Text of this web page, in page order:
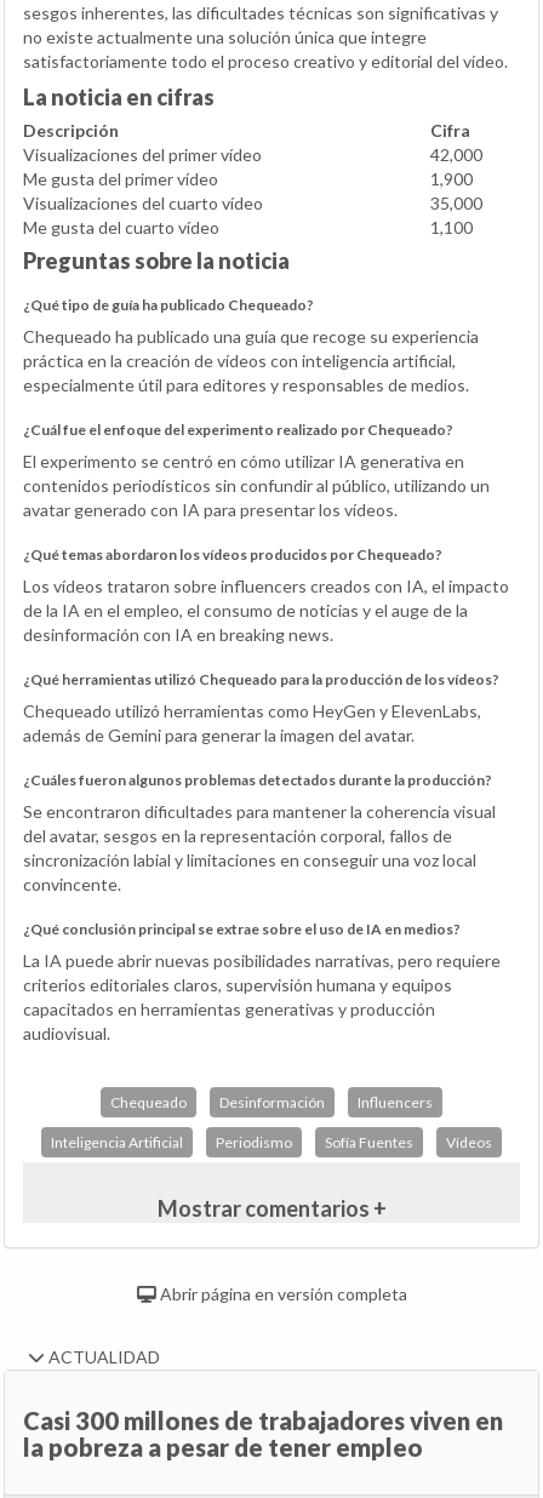
sesgos inherentes, las dificultades técnicas son significativas y
no existe actualmente una solución única que integre
satisfactoriamente todo el proceso creativo y editorial del vídeo.
La noticia en cifras
Descripción
Cifra
Visualizaciones del primer vídeo
42,000
Me gusta del primer vídeo
1,900
Visualizaciones del cuarto vídeo
35,000
Me gusta del cuarto vídeo
1,100
Preguntas sobre la noticia
¿Qué tipo de guía ha publicado Chequeado?
Chequeado ha publicado una guía que recoge su experiencia
práctica en la creación de vídeos con inteligencia artificial,
especialmente útil para editores y responsables de medios.
¿Cuál fue el enfoque del experimento realizado por Chequeado?
El experimento se centró en cómo utilizar IA generativa en
contenidos periodísticos sin confundir al público, utilizando un
avatar generado con IA para presentar los vídeos.
¿Qué temas abordaron los vídeos producidos por Chequeado?
Los vídeos trataron sobre influencers creados con IA, el impacto
de la IA en el empleo, el consumo de noticias y el auge de la
desinformación con IA en breaking news.
¿Qué herramientas utilizó Chequeado para la producción de los vídeos?
Chequeado utilizó herramientas como HeyGen y ElevenLabs,
además de Gemini para generar la imagen del avatar.
¿Cuáles fueron algunos problemas detectados durante la producción?
Se encontraron dificultades para mantener la coherencia visual
del avatar, sesgos en la representación corporal, fallos de
sincronización labial y limitaciones en conseguir una voz local
convincente.
¿Qué conclusión principal se extrae sobre el uso de IA en medios?
La IA puede abrir nuevas posibilidades narrativas, pero requiere
criterios editoriales claros, supervisión humana y equipos
capacitados en herramientas generativas y producción
audiovisual.
Chequeado Desinformación Influencers
Inteligencia Artificial Periodismo Sofía Fuentes Vídeos
Mostrar comentarios +
Abrir página en versión completa
ACTUALIDAD
Casi 300 millones de trabajadores viven en
la pobreza a pesar de tener empleo